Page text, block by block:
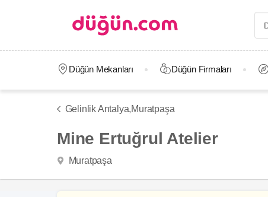
Düğün Mekanları Düğün Firmaları
Gelinlik Antalya,Muratpaşa
Mine Ertuğrul Atelier
Muratpaşa